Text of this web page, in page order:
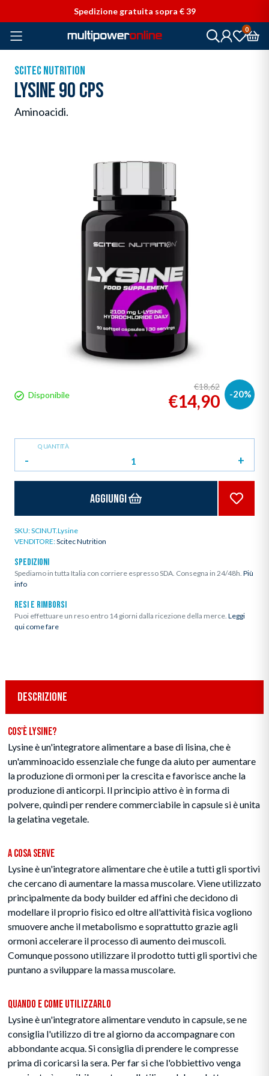
Spedizione gratuita sopra € 39
0
SCITEC NUTRITION
LYSINE 90 CPS
Aminoacidi.
Disponibile -20%
€18,62
€14,90
QUANTITÀ
- +
Aggiungi
SKU:SCINUT.Lysine
VENDITORE:Scitec Nutrition
SPEDIZIONI
Spediamo in tutta Italia con corriere espresso SDA. Consegna in 24/48h. Più
info
RESI E RIMBORSI
Puoi effettuare un reso entro 14 giorni dalla ricezione della merce. Leggi
qui come fare
DESCRIZIONE
Cos'è Lysine?
Lysine è un'integratore alimentare a base di lisina, che è
un'amminoacido essenziale che funge da aiuto per aumentare
la produzione di ormoni per la crescita e favorisce anche la
produzione di anticorpi. Il principio attivo è in forma di
polvere, quindi per rendere commerciabile in capsule si è unita
la gelatina vegetale.
A Cosa Serve
Lysine è un'integratore alimentare che è utile a tutti gli sportivi
che cercano di aumentare la massa muscolare. Viene utilizzato
principalmente da body builder ed affini che decidono di
modellare il proprio fisico ed oltre all'attività fisica vogliono
smuovere anche il metabolismo e soprattutto grazie agli
ormoni accelerare il processo di aumento dei muscoli.
Comunque possono utilizzare il prodotto tutti gli sportivi che
puntano a sviluppare la massa muscolare.
Quando e Come Utilizzarlo
Lysine è un'integratore alimentare venduto in capsule, se ne
consiglia l'utilizzo di tre al giorno da accompagnare con
abbondante acqua. Si consiglia di prendere le compresse
prima di coricarsi la sera. Per far si che l'obbiettivo venga